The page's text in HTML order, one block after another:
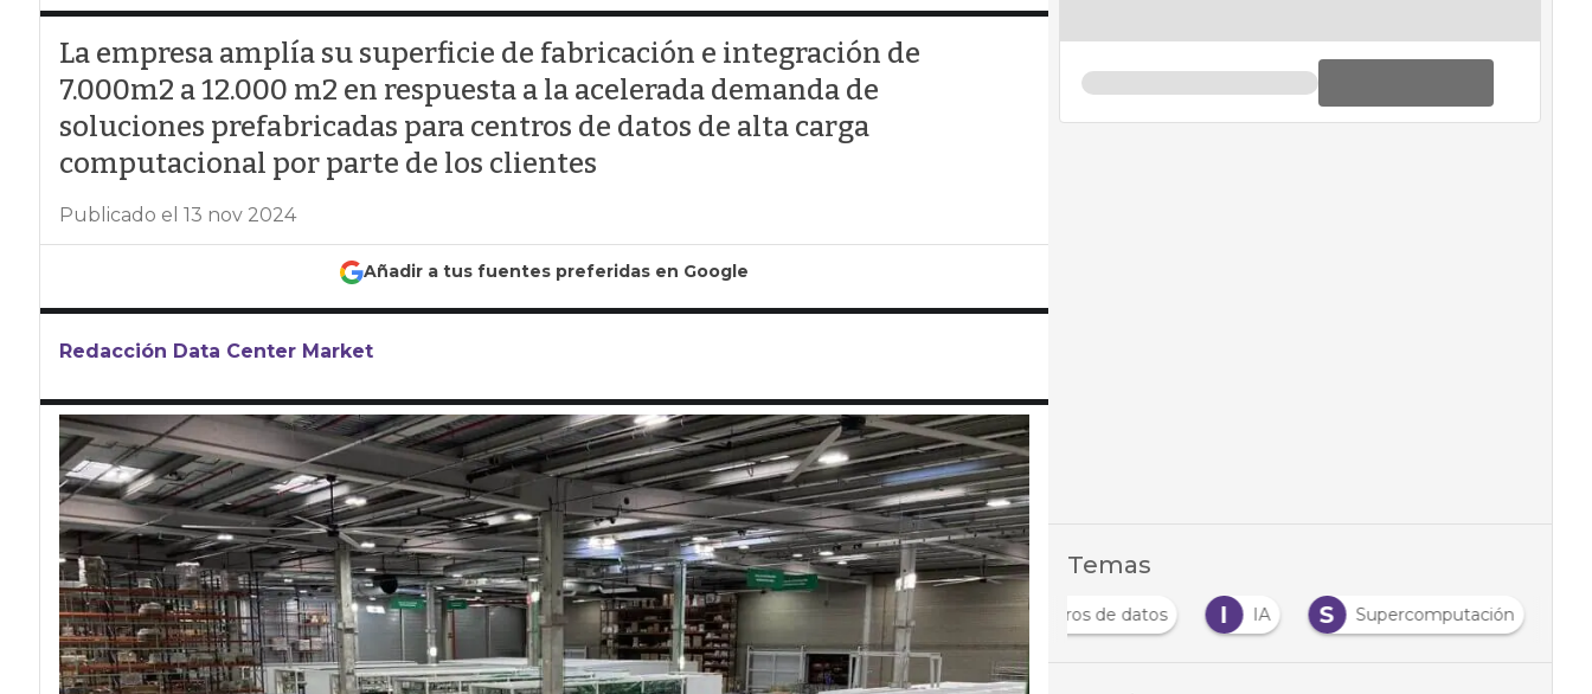
La empresa amplía su superficie de fabricación e integración de
7.000m2 a 12.000 m2 en respuesta a la acelerada demanda de
soluciones prefabricadas para centros de datos de alta carga
computacional por parte de los clientes
Publicado el 13 nov 2024
Añadir a tus fuentes preferidas en Google
Redacción Data Center Market
Temas
Centros de datos I IA S Supercomputación